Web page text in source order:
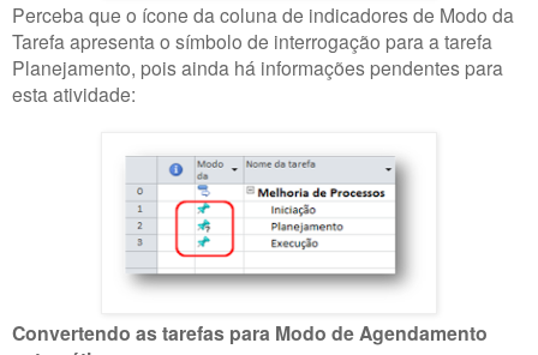
Perceba que o ícone da coluna de indicadores de Modo da
Tarefa apresenta o símbolo de interrogação para a tarefa
Planejamento, pois ainda há informações pendentes para
esta atividade:
Convertendo as tarefas para Modo de Agendamento